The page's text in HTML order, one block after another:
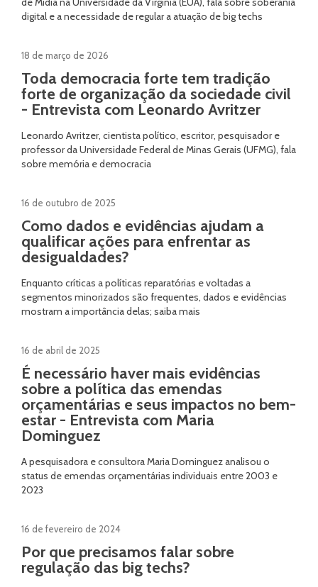
digital e a necessidade de regular a atuação de big techs
18 de março de 2026
Toda democracia forte tem tradição
forte de organização da sociedade civil
- Entrevista com Leonardo Avritzer
Leonardo Avritzer, cientista político, escritor, pesquisador e
professor da Universidade Federal de Minas Gerais (UFMG), fala
sobre memória e democracia
16 de outubro de 2025
Como dados e evidências ajudam a
qualificar ações para enfrentar as
desigualdades?
Enquanto críticas a políticas reparatórias e voltadas a
segmentos minorizados são frequentes, dados e evidências
mostram a importância delas; saiba mais
16 de abril de 2025
É necessário haver mais evidências
sobre a política das emendas
orçamentárias e seus impactos no bem-
estar - Entrevista com Maria
Dominguez
A pesquisadora e consultora Maria Dominguez analisou o
status de emendas orçamentárias individuais entre 2003 e
2023
16 de fevereiro de 2024
Por que precisamos falar sobre
regulação das big techs?